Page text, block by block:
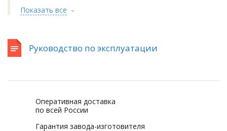
Показать все
Руководство по эксплуатации
Оперативная доставка
по всей России
Гарантия завода-изготовителя